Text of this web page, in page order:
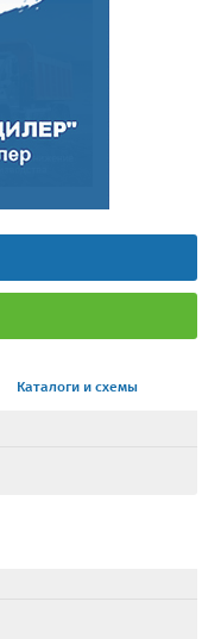
Каталоги и схемы